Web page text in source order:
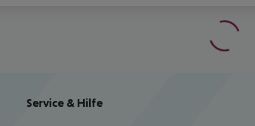
Service & Hilfe